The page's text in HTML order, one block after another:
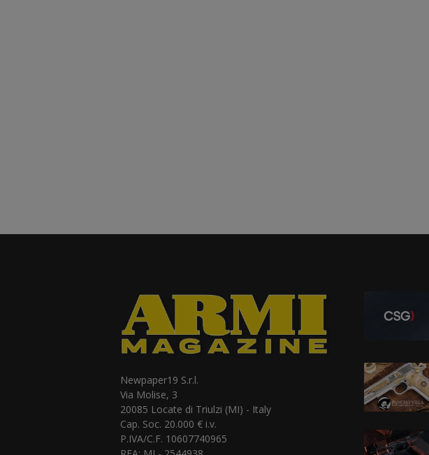
Newpaper19 S.r.l.
Via Molise, 3
20085 Locate di Triulzi (MI) - Italy
Cap. Soc. 20.000 € i.v.
P.IVA/C.F. 10607740965